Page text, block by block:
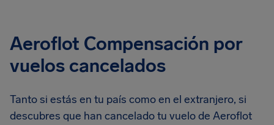
Aeroflot Compensación por
vuelos cancelados
Tanto si estás en tu país como en el extranjero, si
descubres que han cancelado tu vuelo de Aeroflot